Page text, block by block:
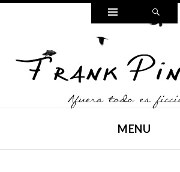
Widgets
FRANK PINEDA
Poesía, cuento y reflexiones,
MENU